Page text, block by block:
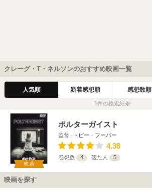
クレーグ・T・ネルソンのおすすめ映画一覧
人気順 新着感想順 感想数順
1件の検索結果
映画
ポルターガイスト
監督 トビー・フーパー
4.38
感想数 4 観た人 5
映画を探す